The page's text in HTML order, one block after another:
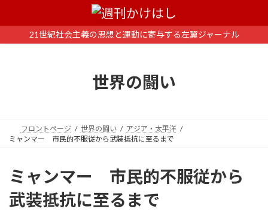
ン
ー
21世紀社会主義の思想と運動に寄与する左翼ジャーナル
世界の闘い
フロントページ 世界の闘い
アジア・太平洋
ミャンマー 市民的不服従から武装抵抗に至るまで
ミャンマー 市民的不服従から
武装抵抗に至るまで